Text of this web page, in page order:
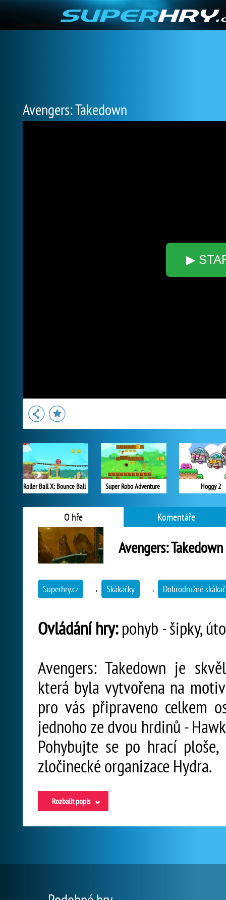
Avengers: Takedown
▶
Roller Ball X: Bounce Ball Super Robo Adventure Hoggy 2
O hře Komentáře
Avengers: Takedown
Superhry.cz → Skákačky → Dobrodružné
Ovládání hry:pohyb - šipky,
Avengers: Takedown je
která byla vytvořena na
pro vás připraveno celkem
jednoho ze dvou hrdinů -
Pohybujte se po hrací
zločinecké organizace Hydra.
Rozbalit popis